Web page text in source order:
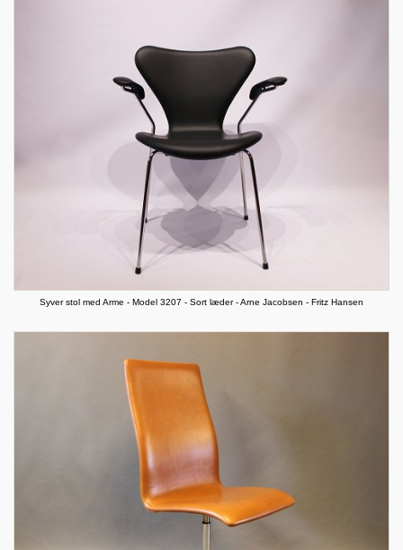
Syver stol med Arme - Model 3207 - Sort læder - Arne Jacobsen - Fritz Hansen